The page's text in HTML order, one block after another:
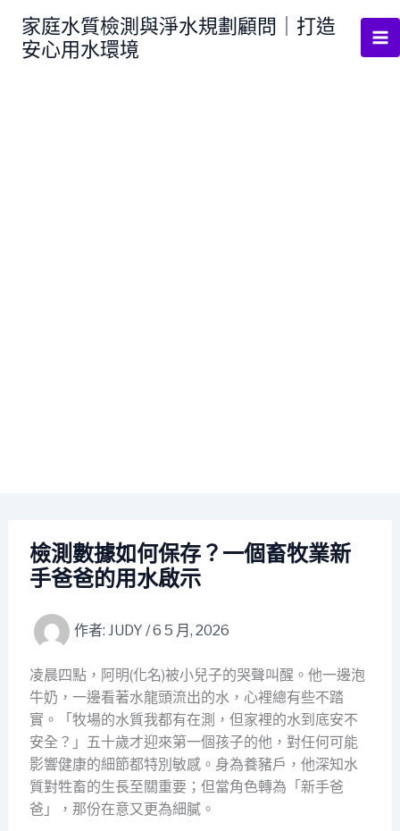
家庭水質檢測與淨水規劃顧問｜打造
安心用水環境
檢測數據如何保存？一個畜牧業新
手爸爸的用水啟示
作者: JUDY /6 5 月, 2026
凌晨四點，阿明(化名)被小兒子的哭聲叫醒。他一邊泡
牛奶，一邊看著水龍頭流出的水，心裡總有些不踏
實。「牧場的水質我都有在測，但家裡的水到底安不
安全？」五十歲才迎來第一個孩子的他，對任何可能
影響健康的細節都特別敏感。身為養豬戶，他深知水
質對牲畜的生長至關重要；但當角色轉為「新手爸
爸」，那份在意又更為細膩。